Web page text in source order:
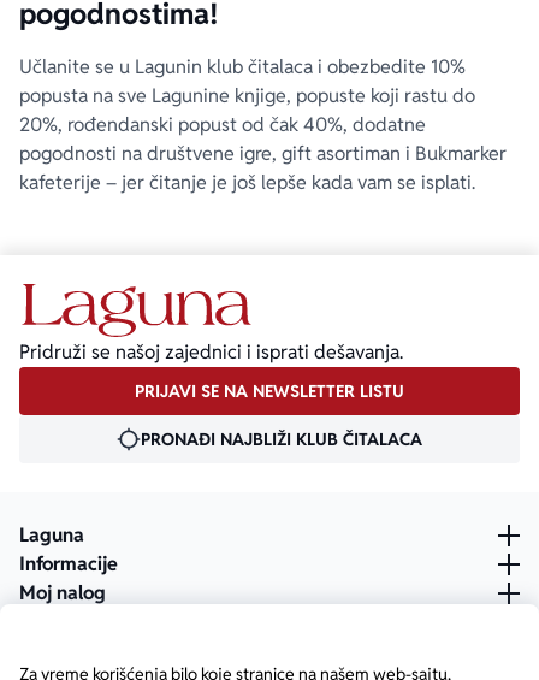
Za vreme korišćenja bilo koje stranice na našem web-sajtu,
pogodnostima!
Učlanite se u Lagunin klub čitalaca i obezbedite 10%
popusta na sve Lagunine knjige, popuste koji rastu do
20%, rođendanski popust od čak 40%, dodatne
pogodnosti na društvene igre, gift asortiman i Bukmarker
kafeterije – jer čitanje je još lepše kada vam se isplati.
Pridruži se našoj zajednici i isprati dešavanja.
PRIJAVI SE NA NEWSLETTER LISTU
PRONAĐI NAJBLIŽI KLUB ČITALACA
Laguna
Informacije
Moj nalog